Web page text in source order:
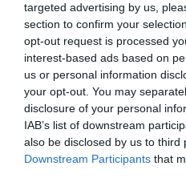
targeted advertising by us,
section to confirm your
opt-out request is processed
interest-based ads based on
us or personal information
your opt-out. You may
disclosure of your personal
IAB’s list of downstream
also be disclosed by us to third
Downstream Participants that